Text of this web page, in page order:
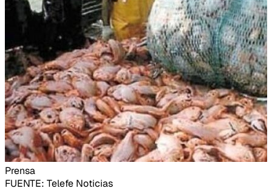
Prensa
FUENTE: Telefe Noticias